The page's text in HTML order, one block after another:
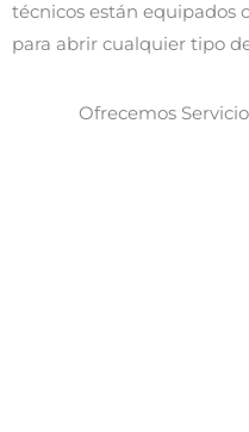
técnicos están equipados
para abrir cualquier tipo
Ofrecemos